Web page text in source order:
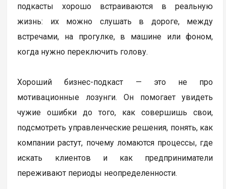
подкасты хорошо встраиваются в реальную
жизнь: их можно слушать в дороге, между
встречами, на прогулке, в машине или фоном,
когда нужно переключить голову.
Хороший бизнес-подкаст — это не про
мотивационные лозунги. Он помогает увидеть
чужие ошибки до того, как совершишь свои,
подсмотреть управленческие решения, понять, как
компании растут, почему ломаются процессы, где
искать клиентов и как предприниматели
переживают периоды неопределенности.